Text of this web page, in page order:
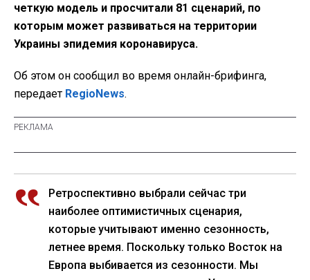
четкую модель и просчитали 81 сценарий, по
которым может развиваться на территории
Украины эпидемия коронавируса.
Об этом он сообщил во время онлайн-брифинга,
передает RegioNews.
Ретроспективно выбрали сейчас три
наиболее оптимистичных сценария,
которые учитывают именно сезонность,
летнее время. Поскольку только Восток на
Европа выбивается из сезонности. Мы